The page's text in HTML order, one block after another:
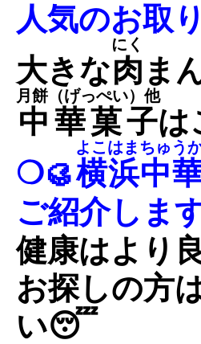
人気のお取
大きな肉
にく
ま
中華菓子
月餅（げっぺい）他
は
❍🥮横浜中
よこはまちゅう
ご紹介しま
健康はより
お探しの方
い😴